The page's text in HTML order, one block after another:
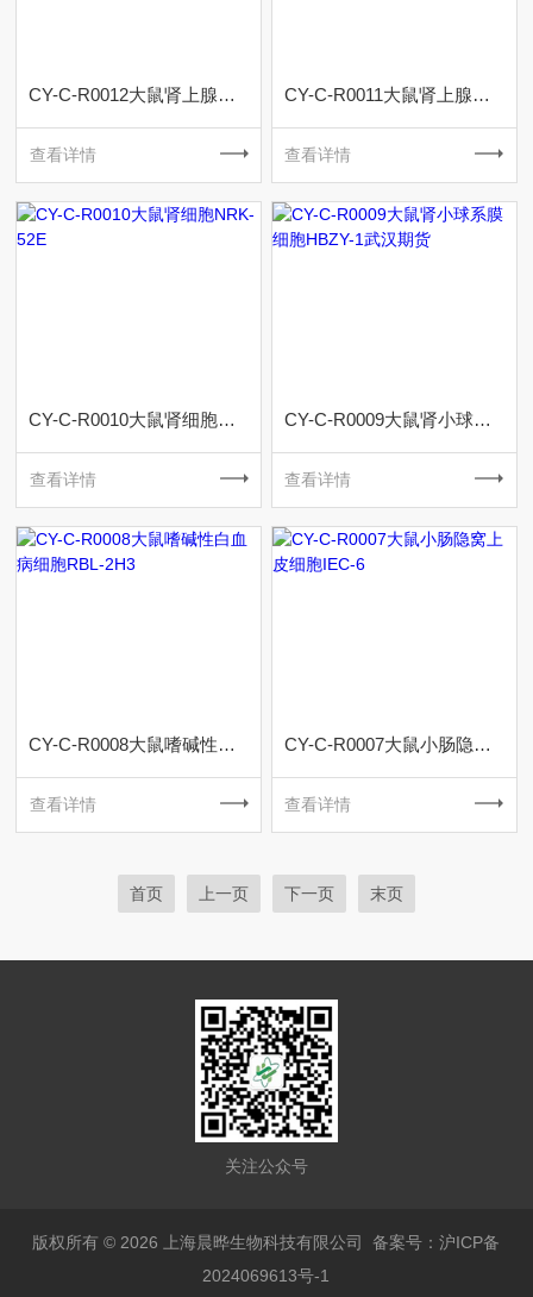
CY-C-R0012大鼠肾上腺嗜铬细胞瘤细胞高分化PC12高分化
查看详情
CY-C-R0011大鼠肾上腺嗜铬细胞瘤细胞未分化PC12未分化
查看详情
CY-C-R0010大鼠肾细胞NRK-52E
查看详情
CY-C-R0009大鼠肾小球系膜细胞HBZY-1武汉期货
查看详情
CY-C-R0008大鼠嗜碱性白血病细胞RBL-2H3
查看详情
CY-C-R0007大鼠小肠隐窝上皮细胞IEC-6
查看详情
首页 上一页 下一页 末页
关注公众号
版权所有 © 2026 上海晨晔生物科技有限公司备案号：沪ICP备
2024069613号-1